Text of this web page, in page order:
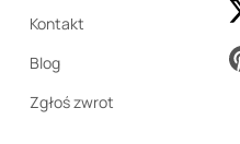
Kontakt
Blog
Zgłoś zwrot